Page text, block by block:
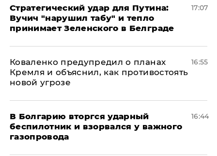
Стратегический удар для Путина:
Вучич "нарушил табу" и тепло
принимает Зеленского в Белграде
17:07
Коваленко предупредил о планах
Кремля и объяснил, как противостоять
новой угрозе
16:55
В Болгарию вторгся ударный
беспилотник и взорвался у важного
газопровода
16:44